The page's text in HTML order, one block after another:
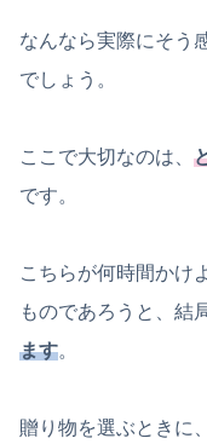
なんなら実際にそう
でしょう。
ここで大切なのは、
です。
こちらが何時間かけ
ものであろうと、結
ます。
贈り物を選ぶときに